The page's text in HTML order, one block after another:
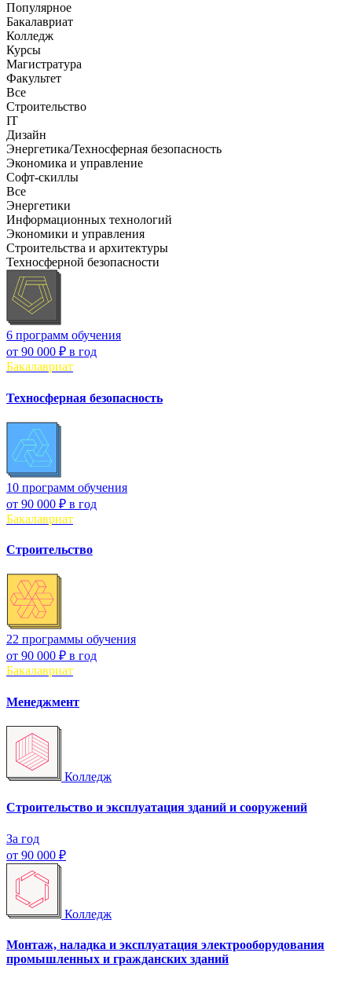
Популярное
Бакалавриат
Колледж
Курсы
Магистратура
Факультет
Все
Строительство
IT
Дизайн
Энергетика/Техносферная безопасность
Экономика и управление
Софт-скиллы
Все
Энергетики
Информационных технологий
Экономики и управления
Строительства и архитектуры
Техносферной безопасности
6 программ обучения
от 90 000 ₽ в год
Бакалавриат
Техносферная безопасность
10 программ обучения
от 90 000 ₽ в год
Бакалавриат
Строительство
22 программы обучения
от 90 000 ₽ в год
Бакалавриат
Менеджмент
Колледж
Строительство и эксплуатация зданий и сооружений
За год
от 90 000 ₽
Колледж
Монтаж, наладка и эксплуатация электрооборудования
промышленных и гражданских зданий